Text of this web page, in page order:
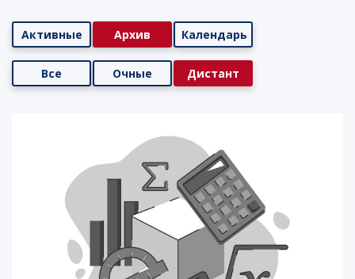
Активные Архив Календарь
Все Очные Дистант